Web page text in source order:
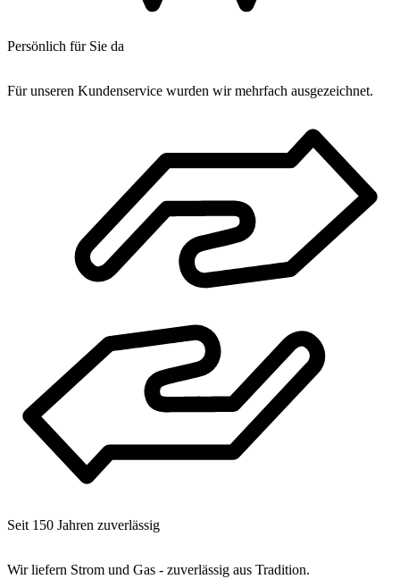
Persönlich für Sie da
Für unseren Kundenservice wurden wir mehrfach ausgezeichnet.
Seit 150 Jahren zuverlässig
Wir liefern Strom und Gas - zuverlässig aus Tradition.